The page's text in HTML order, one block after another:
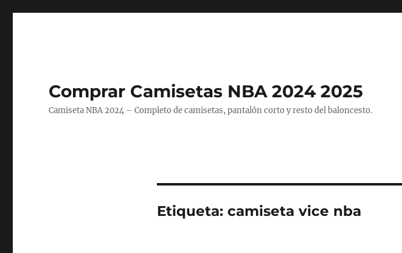
Comprar Camisetas NBA 2024 2025
Camiseta NBA 2024 – Completo de camisetas, pantalón corto y resto del baloncesto.
Etiqueta: camiseta vice nba